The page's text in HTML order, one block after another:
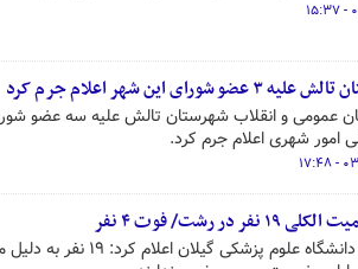
۳ عضو شورای این شهر اعلام جرم کرد
عمومی و انقلاب شهرستان تالش علیه سه عضو
امور شهری اعلام جرم کرد.
نفر در رشت/ فوت ۴ نفر